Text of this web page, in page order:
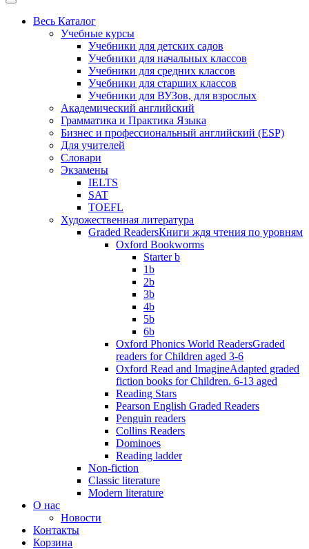
Весь Каталог
Учебные курсы
Учебники для детских садов
Учебники для начальных классов
Учебники для средних классов
Учебники для старших классов
Учебники для ВУЗов, для взрослых
Академический английский
Грамматика и Практика Языка
Бизнес и профессиональный английский (ESP)
Для учителей
Словари
Экзамены
IELTS
SAT
TOEFL
Художественная литература
Graded ReadersКниги ждя чтения по уровням
Oxford Bookworms
Starter b
1b
2b
3b
4b
5b
6b
Oxford Phonics World ReadersGraded
readers for Children aged 3-6
Oxford Read and ImagineAdapted graded
fiction books for Children. 6-13 aged
Reading Stars
Pearson English Graded Readers
Penguin readers
Collins Readers
Dominoes
Reading ladder
Non-fiction
Classic literature
Modern literature
О нас
Новости
Контакты
Корзина